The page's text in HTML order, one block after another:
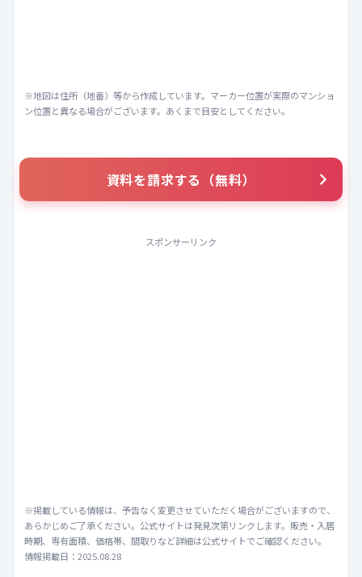
※地図は住所（地番）等から作成しています。マーカー位置が実際のマンショ
ン位置と異なる場合がございます。あくまで目安としてください。
資料を請求する（無料）
スポンサーリンク
※掲載している情報は、予告なく変更させていただく場合がございますので、
あらかじめご了承ください。公式サイトは発見次第リンクします。販売・入居
時期、専有面積、価格帯、間取りなど詳細は公式サイトでご確認ください。
情報掲載日：2025.08.28